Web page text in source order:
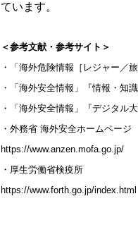
ています。
＜参考文献・参考サイト＞
・「海外危険情報［レジャー／
・「海外安全情報」『情報・知識
・「海外安全情報」『デジタル大
・外務省 海外安全ホームページ
https://www.anzen.mofa.go.jp/
・厚生労働省検疫所
https://www.forth.go.jp/index.html